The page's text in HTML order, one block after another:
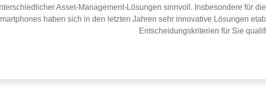
Asset-Management-Lösungen sinnvoll. Insbesondere für
haben sich in den letzten Jahren sehr innovative Lösungen
Entscheidungskriterien für Sie